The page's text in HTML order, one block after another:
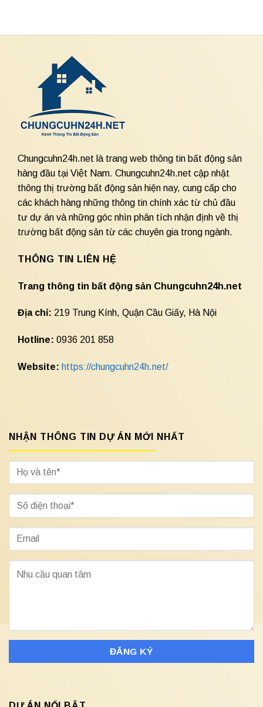
Chungcuhn24h.net là trang web thông tin bất động sản
hàng đầu tại Việt Nam. Chungcuhn24h.net cập nhật
thông thị trường bất động sản hiện nay, cung cấp cho
các khách hàng những thông tin chính xác từ chủ đầu
tư dự án và những góc nhìn phân tích nhận định về thị
trường bất động sản từ các chuyên gia trong ngành.
THÔNG TIN LIÊN HỆ
Trang thông tin bất động sản Chungcuhn24h.net
Địa chỉ: 219 Trung Kính, Quận Cầu Giấy, Hà Nội
Hotline: 0936 201 858
Website: https://chungcuhn24h.net/
NHẬN THÔNG TIN DỰ ÁN MỚI NHẤT